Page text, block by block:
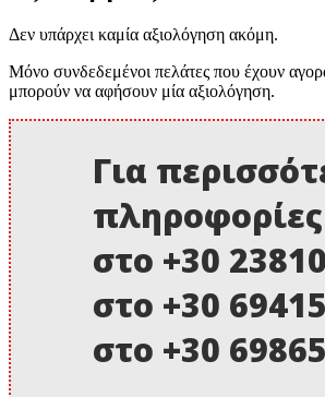
Δεν υπάρχει καμία αξιολόγηση ακόμη.
Μόνο συνδεδεμένοι πελάτες που έχουν
μπορούν να αφήσουν μία αξιολόγηση.
Για
στο +30
στο +30
στο +30